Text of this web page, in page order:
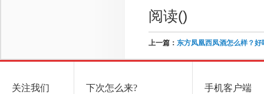
阅读()
上一篇： 东方凤凰西凤酒怎么样？好
关注我们 下次怎么来? 手机客户端